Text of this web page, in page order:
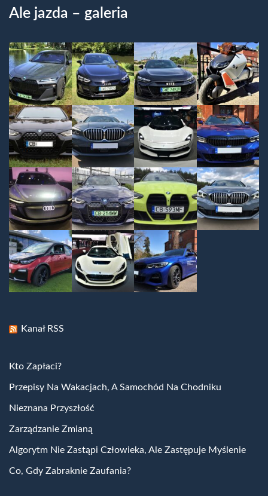
Ale jazda – galeria
Kanał RSS
Kto Zapłaci?
Przepisy Na Wakacjach, A Samochód Na Chodniku
Nieznana Przyszłość
Zarządzanie Zmianą
Algorytm Nie Zastąpi Człowieka, Ale Zastępuje Myślenie
Co, Gdy Zabraknie Zaufania?